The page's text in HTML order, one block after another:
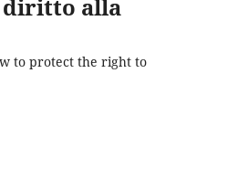
diritto alla
to protect the right to